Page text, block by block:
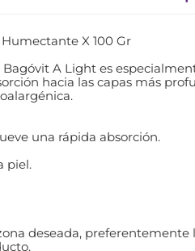
X 100 Gr
A Light es
hacia las capas más
una rápida absorción.
piel.
deseada,